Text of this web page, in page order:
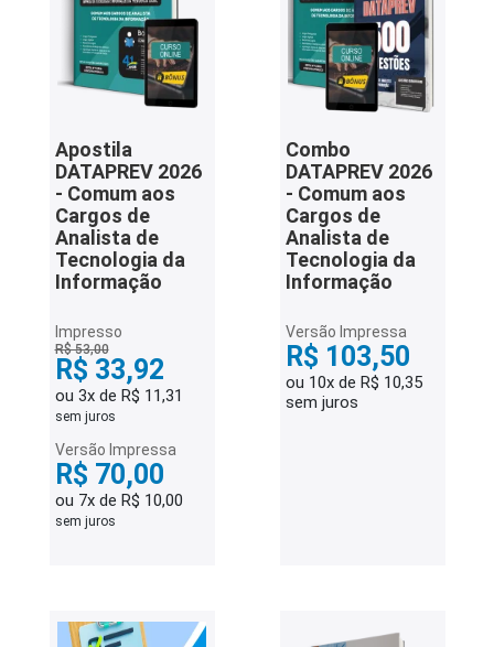
Apostila
DATAPREV 2026
- Comum aos
Cargos de
Analista de
Tecnologia da
Informação
Impresso
R$ 53,00
R$ 33,92
ou 3x de R$ 11,31
sem juros
Versão Impressa
R$ 70,00
ou 7x de R$ 10,00
sem juros
Combo
DATAPREV 2026
- Comum aos
Cargos de
Analista de
Tecnologia da
Informação
Versão Impressa
R$ 103,50
ou 10x de R$ 10,35
sem juros